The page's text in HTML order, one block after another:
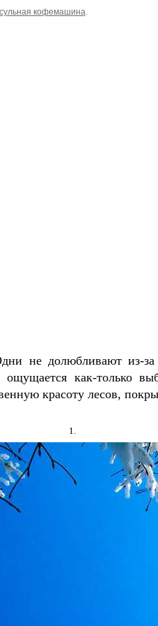
кофемашина.
не долюбливают из-за
как-только
красоту лесов,
1.